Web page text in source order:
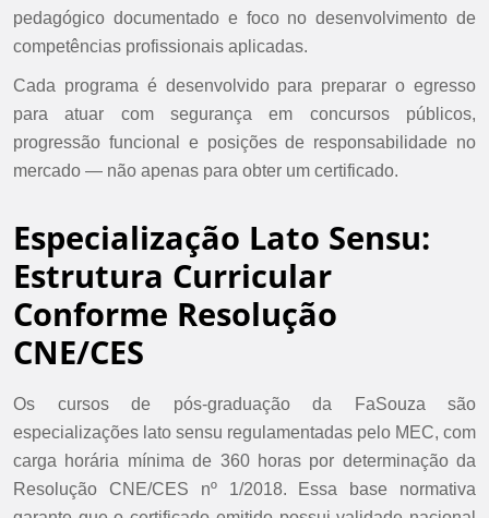
pedagógico documentado e foco no desenvolvimento de
competências profissionais aplicadas.
Cada programa é desenvolvido para preparar o egresso
para atuar com segurança em concursos públicos,
progressão funcional e posições de responsabilidade no
mercado — não apenas para obter um certificado.
Especialização Lato Sensu:
Estrutura Curricular
Conforme Resolução
CNE/CES
Os cursos de pós-graduação da FaSouza são
especializações lato sensu regulamentadas pelo MEC, com
carga horária mínima de 360 horas por determinação da
Resolução CNE/CES nº 1/2018. Essa base normativa